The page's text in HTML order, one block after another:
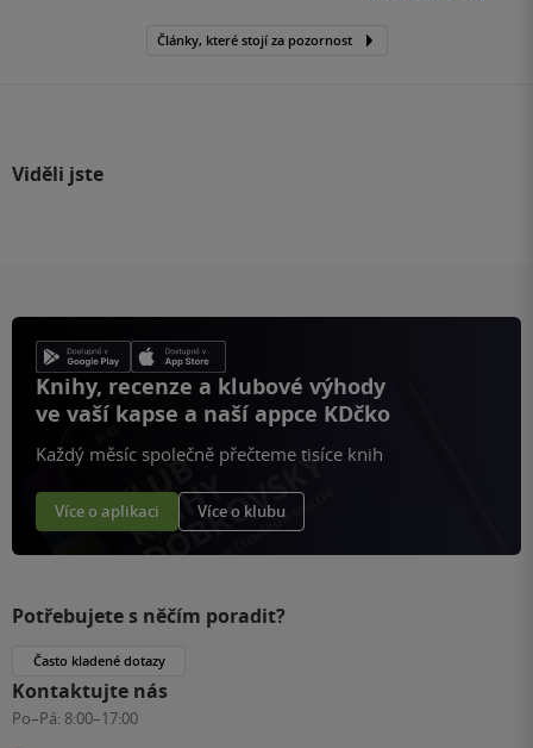
Články, které stojí za pozornost
Viděli jste
Knihy, recenze a klubové výhody
ve vaší kapse a naší appce KDčko
Každý měsíc společně přečteme tisíce knih
Více o aplikaci Více o klubu
Potřebujete s něčím poradit?
Často kladené dotazy
Kontaktujte nás
Po–Pá: 8:00–17:00